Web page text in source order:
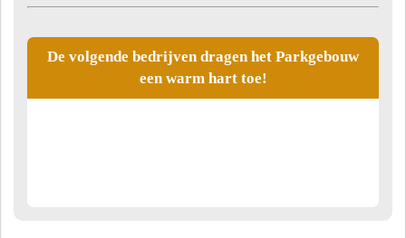
De volgende bedrijven dragen het Parkgebouw
een warm hart toe!